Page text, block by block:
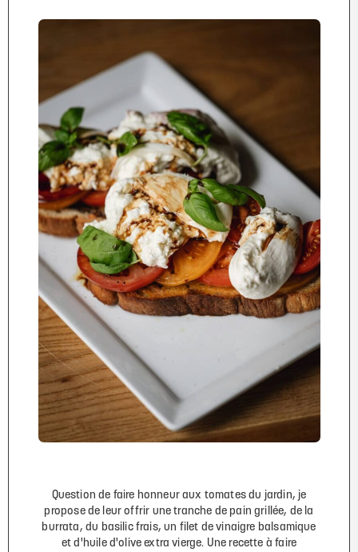
Question de faire honneur aux tomates du jardin, je
propose de leur offrir une tranche de pain grillée, de la
burrata, du basilic frais, un filet de vinaigre balsamique
et d'huile d'olive extra vierge. Une recette à faire